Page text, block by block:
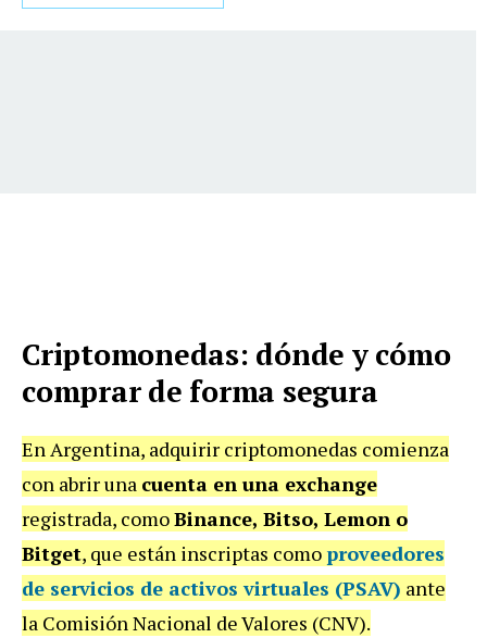
Criptomonedas: dónde y cómo
comprar de forma segura
En Argentina, adquirir criptomonedas comienza
con abrir una cuenta en una exchange
registrada, comoBinance, Bitso, Lemon o
Bitget, que están inscriptas comoproveedores
de servicios de activos virtuales (PSAV) ante
la Comisión Nacional de Valores (CNV).